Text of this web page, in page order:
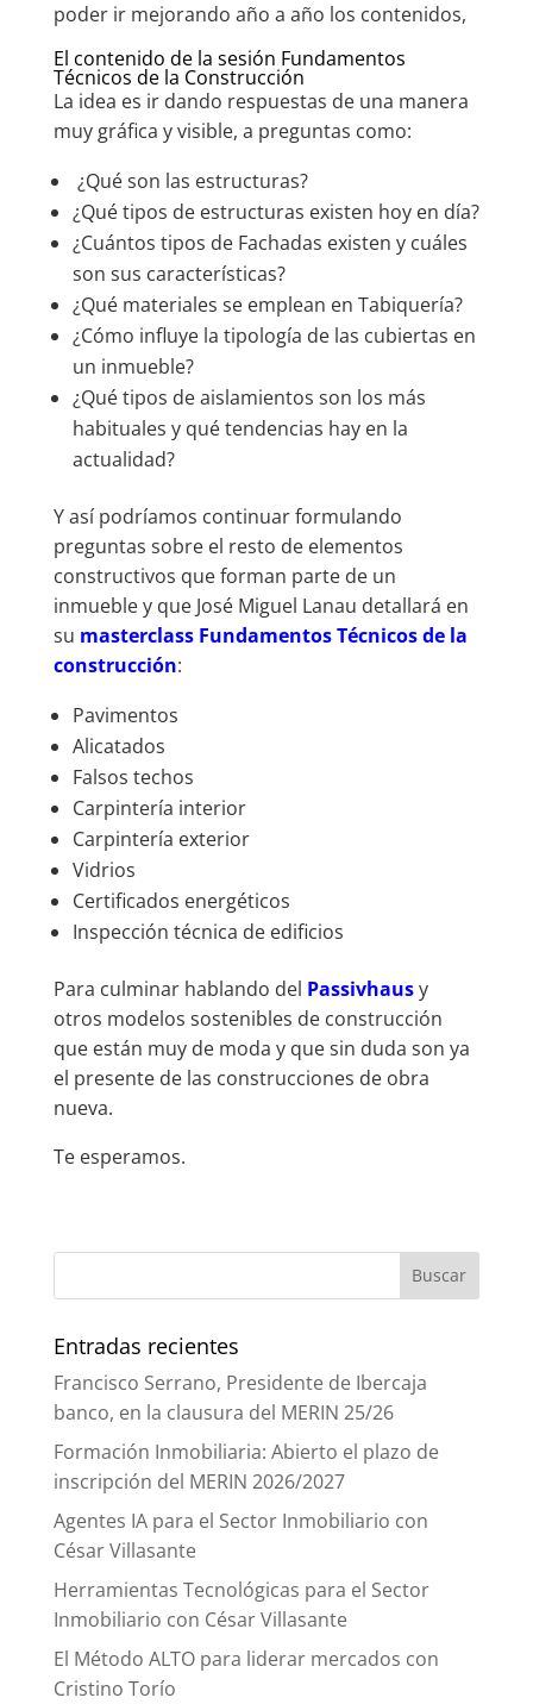
poder ir mejorando año a año los contenidos,
El contenido de la sesión Fundamentos
Técnicos de la Construcción
La idea es ir dando respuestas de una manera
muy gráfica y visible, a preguntas como:
¿Qué son las estructuras?
¿Qué tipos de estructuras existen hoy en día?
¿Cuántos tipos de Fachadas existen y cuáles
son sus características?
¿Qué materiales se emplean en Tabiquería?
¿Cómo influye la tipología de las cubiertas en
un inmueble?
¿Qué tipos de aislamientos son los más
habituales y qué tendencias hay en la
actualidad?
Y así podríamos continuar formulando
preguntas sobre el resto de elementos
constructivos que forman parte de un
inmueble y que José Miguel Lanau detallará en
su masterclass Fundamentos Técnicos de la
construcción:
Pavimentos
Alicatados
Falsos techos
Carpintería interior
Carpintería exterior
Vidrios
Certificados energéticos
Inspección técnica de edificios
Para culminar hablando del Passivhausy
otros modelos sostenibles de construcción
que están muy de moda y que sin duda son ya
el presente de las construcciones de obra
nueva.
Te esperamos.
Entradas recientes
Francisco Serrano, Presidente de Ibercaja
banco, en la clausura del MERIN 25/26
Formación Inmobiliaria: Abierto el plazo de
inscripción del MERIN 2026/2027
Agentes IA para el Sector Inmobiliario con
César Villasante
Herramientas Tecnológicas para el Sector
Inmobiliario con César Villasante
El Método ALTO para liderar mercados con
Cristino Torío